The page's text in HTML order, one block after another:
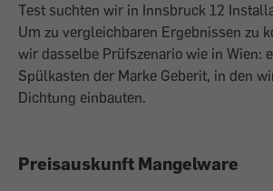
Test suchten wir in Innsbruck 12
Um zu vergleichbaren Ergebnissen zu
wir dasselbe Prüfszenario wie in Wien:
Spülkasten der Marke Geberit, in den
Dichtung einbauten.
Preisauskunft Mangelware